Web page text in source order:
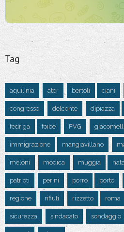
Tag
aquilinia ater bertoli ciani
congresso delconte dipiazza
fedriga foibe FVG giacomelli
immigrazione mangiavillano
meloni modica muggia
patrioti perini porro porto
regione rifiuti rizzetto roma
sicurezza sindacato sondaggio